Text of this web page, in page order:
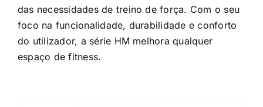
das necessidades de treino de força. Com o seu
foco na funcionalidade, durabilidade e conforto
do utilizador, a série HM melhora qualquer
espaço de fitness.